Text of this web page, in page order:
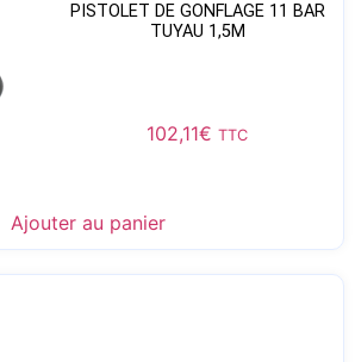
PISTOLET DE GONFLAGE 11 BAR
TUYAU 1,5M
102,11€ TTC
Ajouter au panier